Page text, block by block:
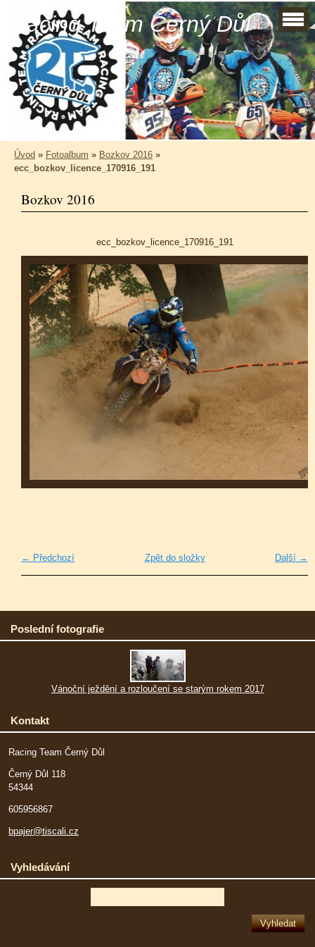
Racing Team Černý Důl
Úvod » Fotoalbum » Bozkov 2016 »
ecc_bozkov_licence_170916_191
Bozkov 2016
ecc_bozkov_licence_170916_191
← Předchozí Další →
Zpět do složky
Poslední fotografie
Vánoční ježdění a rozloučení se starým rokem 2017
Kontakt
Racing Team Černý Důl
Černý Důl 118
54344
605956867
bpajer@tiscali.cz
Vyhledávání